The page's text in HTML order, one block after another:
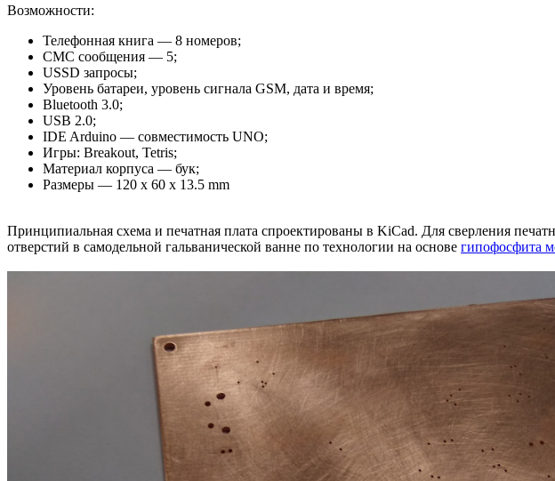
Возможности:
Телефонная книга — 8 номеров;
СМС сообщения — 5;
USSD запросы;
Уровень батареи, уровень сигнала GSM, дата и время;
Вluetooth 3.0;
USB 2.0;
IDE Arduino — совместимость UNO;
Игры: Breakout, Tetris;
Материал корпуса — бук;
Размеры — 120 x 60 x 13.5 mm
Принципиальная схема и печатная плата спроектированы в KiCad. Для сверления
отверстий в самодельной гальванической ванне по технологии на основе гипофосфита